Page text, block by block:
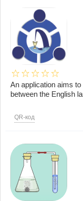
An application aims
between the English
QR-код